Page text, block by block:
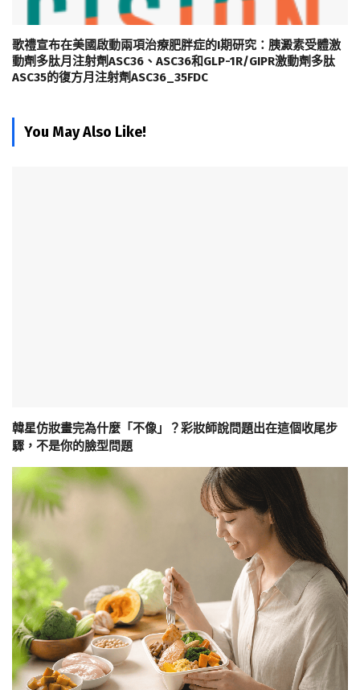
歌禮宣布在美國啟動兩項治療肥胖症的I期研究：胰澱素受體激
動劑多肽月注射劑ASC36、ASC36和GLP-1R/GIPR激動劑多肽
ASC35的復方月注射劑ASC36_35FDC
You May Also Like!
韓星仿妝畫完為什麼「不像」？彩妝師說問題出在這個收尾步
驟，不是你的臉型問題